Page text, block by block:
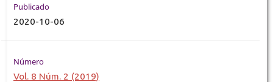
Publicado
2020-10-06
Número
Vol. 8 Núm. 2 (2019)